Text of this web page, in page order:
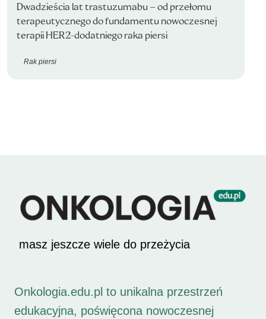
Dwadzieścia lat trastuzumabu – od przełomu
terapeutycznego do fundamentu nowoczesnej
terapii HER2-dodatniego raka piersi
Rak piersi
masz jeszcze wiele do przeżycia
Onkologia.edu.pl to unikalna przestrzeń
edukacyjna, poświęcona nowoczesnej